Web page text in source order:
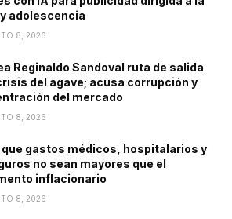
adolescencia
8, 2026
Reginaldo Sandoval ruta de salida
del agave; acusa corrupción y
del mercado
8, 2026
que gastos médicos, hospitalarios y
no sean mayores que el
inflacionario
8, 2026